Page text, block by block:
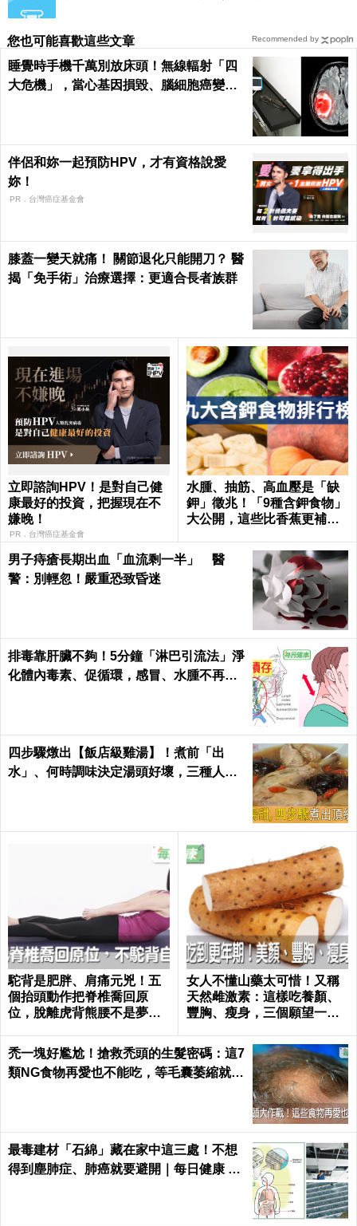
您也可能喜歡這些文章
睡覺時手機千萬別放床頭！無線輻射「四
大危機」，當心基因損毀、腦細胞癌變！
伴侶和妳一起預防HPV，才有資格說愛
妳！
PR．台灣癌症基金會
膝蓋一變天就痛！ 關節退化只能開刀？ 醫
揭「免手術」治療選擇：更適合長者族群
立即諮詢HPV！是對自己健
康最好的投資，把握現在不
嫌晚！
PR．台灣癌症基金會
水腫、抽筋、高血壓是「缺
鉀」徵兆！「9種含鉀食物」
大公開，這些比香蕉更補鉀
男子痔瘡長期出血「血流剩一半」 醫
警：別輕忽！嚴重恐致昏迷
排毒靠肝臟不夠！5分鐘「淋巴引流法」淨
化體內毒素、促循環，感冒、水腫不再來
四步驟燉出【飯店級雞湯】！煮前「出
水」、何時調味決定湯頭好壞，三種人不
駝背是肥胖、肩痛元兇！五
個抬頭動作把脊椎喬回原
位，脫離虎背熊腰不是夢｜
女人不懂山藥太可惜！又稱
天然雌激素：這樣吃養顏、
豐胸、瘦身，三個願望一次
禿一塊好尷尬！搶救禿頭的生髮密碼：這7
類NG食物再愛也不能吃，等毛囊萎縮就來
最毒建材「石綿」藏在家中這三處！不想
得到塵肺症、肺癌就要避開｜每日健康 He
Recommended by